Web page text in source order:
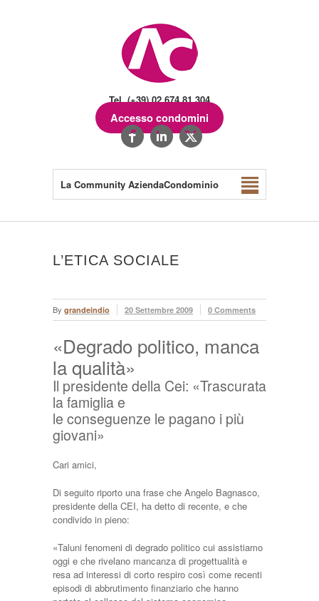
Tel. (+39) 02.674.81.304
Accesso condomini
La Community AziendaCondominio
L’ETICA SOCIALE
By grandeindio 20 Settembre 2009 0 Comments
«Degrado politico, manca
la qualità»
Il presidente della Cei: «Trascurata
la famiglia e
le conseguenze le pagano i più
giovani»
Cari amici,
Di seguito riporto una frase che Angelo Bagnasco,
presidente della CEI, ha detto di recente, e che
condivido in pieno:
«Taluni fenomeni di degrado politico cui assistiamo
oggi e che rivelano mancanza di progettualità e
resa ad interessi di corto respiro così come recenti
episodi di abbrutimento finanziario che hanno